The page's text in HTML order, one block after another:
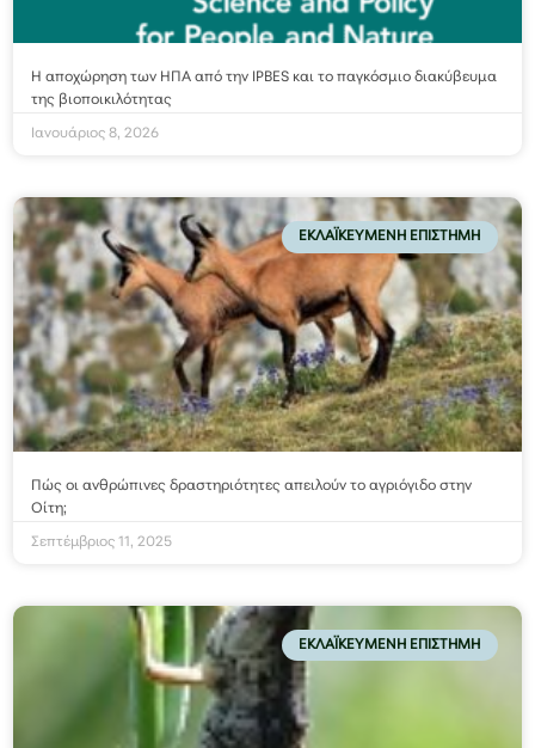
Η αποχώρηση των ΗΠΑ από την IPBES και το παγκόσμιο διακύβευμα
της βιοποικιλότητας
Ιανουάριος 8, 2026
ΕΚΛΑΪΚΕΥΜΈΝΗ ΕΠΙΣΤΉΜΗ
Πώς οι ανθρώπινες δραστηριότητες απειλούν το αγριόγιδο στην
Οίτη;
Σεπτέμβριος 11, 2025
ΕΚΛΑΪΚΕΥΜΈΝΗ ΕΠΙΣΤΉΜΗ